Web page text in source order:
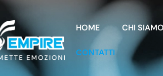
HOME CHI SIAMO
CONTATTI